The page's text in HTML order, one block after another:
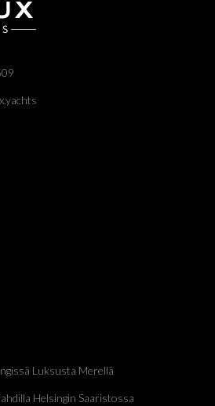
Luksusta Merellä
Helsingin Saaristossa